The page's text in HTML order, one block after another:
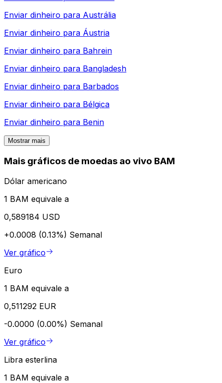
Enviar dinheiro para Austrália
Enviar dinheiro para Áustria
Enviar dinheiro para Bahrein
Enviar dinheiro para Bangladesh
Enviar dinheiro para Barbados
Enviar dinheiro para Bélgica
Enviar dinheiro para Benin
Mostrar mais
Mais gráficos de moedas ao vivo BAM
Dólar americano
1 BAM equivale a
0,589184 USD
+0.0008 (0.13%) Semanal
Ver gráfico
Euro
1 BAM equivale a
0,511292 EUR
-0.0000 (0.00%) Semanal
Ver gráfico
Libra esterlina
1 BAM equivale a